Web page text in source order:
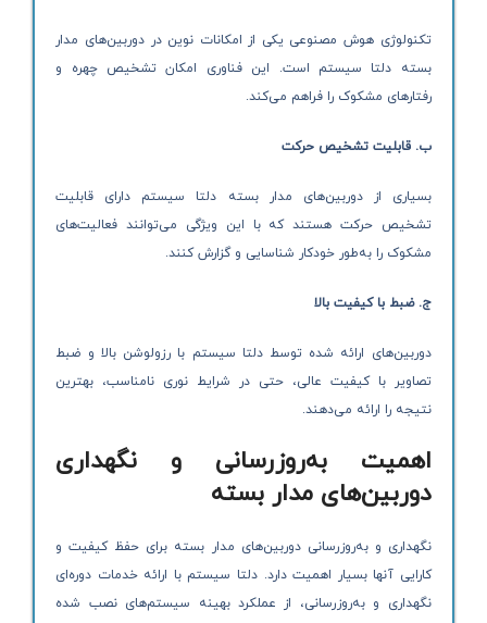
تکنولوژی هوش مصنوعی یکی از امکانات نوین در دوربین‌های مدار
بسته دلتا سیستم است. این فناوری امکان تشخیص چهره و
رفتارهای مشکوک را فراهم می‌کند.
ب. قابلیت تشخیص حرکت
بسیاری از دوربین‌های مدار بسته دلتا سیستم دارای قابلیت
تشخیص حرکت هستند که با این ویژگی می‌توانند فعالیت‌های
مشکوک را به‌طور خودکار شناسایی و گزارش کنند.
ج. ضبط با کیفیت بالا
دوربین‌های ارائه شده توسط دلتا سیستم با رزولوشن بالا و ضبط
تصاویر با کیفیت عالی، حتی در شرایط نوری نامناسب، بهترین
نتیجه را ارائه می‌دهند.
اهمیت به‌روزرسانی و نگهداری
دوربین‌های مدار بسته
نگهداری و به‌روزرسانی دوربین‌های مدار بسته برای حفظ کیفیت و
کارایی آنها بسیار اهمیت دارد. دلتا سیستم با ارائه خدمات دوره‌ای
نگهداری و به‌روزرسانی، از عملکرد بهینه سیستم‌های نصب شده